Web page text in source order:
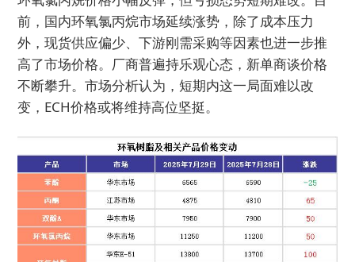
前，国内环氧氯丙烷市场延续涨势，除了成本压力
外，现货供应偏少、下游刚需采购等因素也进一步推
高了市场价格。厂商普遍持乐观心态，新单商谈价格
不断攀升。市场分析认为，短期内这一局面难以改
变，ECH价格或将维持高位坚挺。